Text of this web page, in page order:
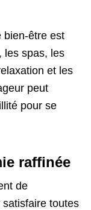
bien-être est
les spas, les
et les
peut
pour se
raffinée
de
toutes